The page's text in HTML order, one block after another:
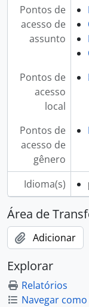
Pontos de
acesso de
assunto
Pontos de
acesso
local
Pontos de
acesso de
gênero
Idioma(s)
Área de
Adicionar
Explorar
Relatórios
Navegar